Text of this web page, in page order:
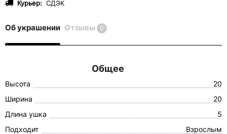
Курьер: СДЭК
Об украшении Отзывы 0
Общее
Высота
20
Ширина
20
Длина ушка
5
Подходит
Взрослым